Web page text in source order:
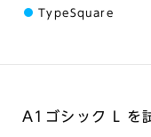
TypeSquare
A1ゴシック L を